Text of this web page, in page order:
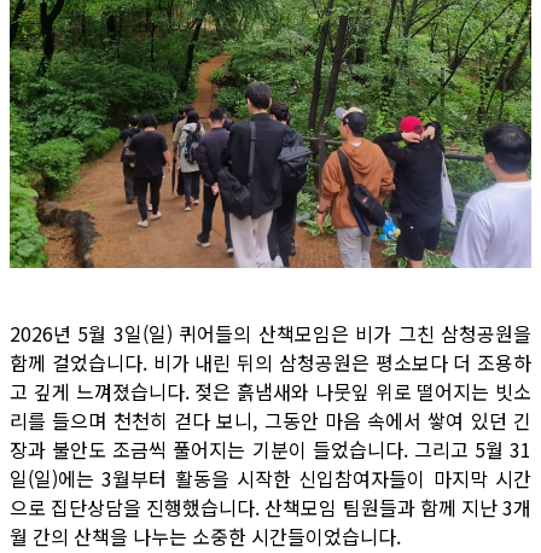
2026년 5월 3일(일) 퀴어들의 산책모임은 비가 그친 삼청공원을
함께 걸었습니다. 비가 내린 뒤의 삼청공원은 평소보다 더 조용하
고 깊게 느껴졌습니다. 젖은 흙냄새와 나뭇잎 위로 떨어지는 빗소
리를 들으며 천천히 걷다 보니, 그동안 마음 속에서 쌓여 있던 긴
장과 불안도 조금씩 풀어지는 기분이 들었습니다. 그리고 5월 31
일(일)에는 3월부터 활동을 시작한 신입참여자들이 마지막 시간
으로 집단상담을 진행했습니다. 산책모임 팀원들과 함께 지난 3개
월 간의 산책을 나누는 소중한 시간들이었습니다.